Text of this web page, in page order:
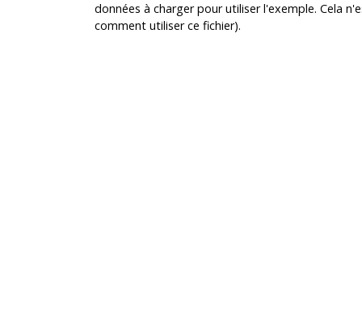
données à charger pour utiliser l'exemple. Cela
comment utiliser ce fichier).